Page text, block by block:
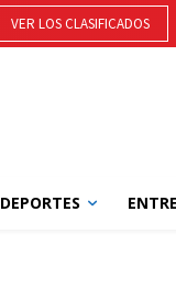
VER LOS CLASIFICADOS
DEPORTES